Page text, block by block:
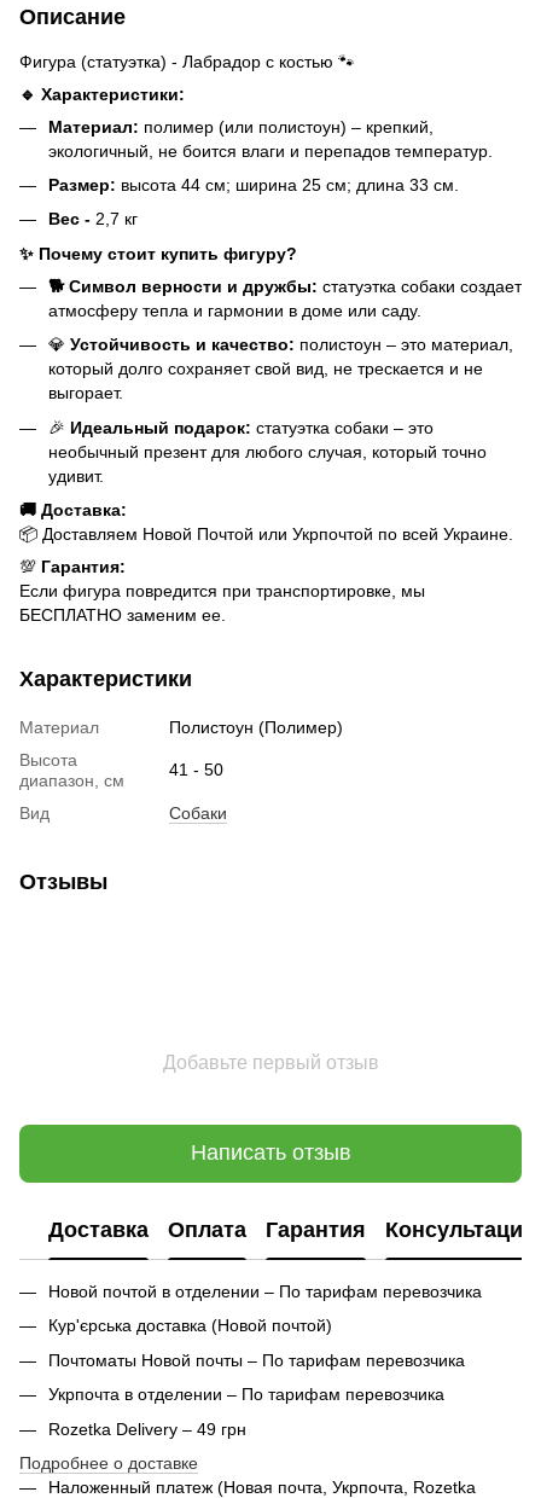
Описание
Фигура (статуэтка) - Лабрадор с костью 🐾
🔹 Характеристики:
Материал: полимер (или полистоун) – крепкий,
экологичный, не боится влаги и перепадов температур.
Размер: высота 44 см; ширина 25 см; длина 33 см.
Вес - 2,7 кг
✨ Почему стоит купить фигуру?
🐕 Символ верности и дружбы: статуэтка собаки создает
атмосферу тепла и гармонии в доме или саду.
💎 Устойчивость и качество: полистоун – это материал,
который долго сохраняет свой вид, не трескается и не
выгорает.
🎉 Идеальный подарок: статуэтка собаки – это
необычный презент для любого случая, который точно
удивит.
🚚 Доставка:
📦 Доставляем Новой Почтой или Укрпочтой по всей Украине.
💯 Гарантия:
Если фигура повредится при транспортировке, мы
БЕСПЛАТНО заменим ее.
Характеристики
Материал
Полистоун (Полимер)
Высота
диапазон, см
41 - 50
Вид Собаки
Отзывы
Добавьте первый отзыв
Написать отзыв
Доставка Оплата Гарантия Консультация
Новой почтой в отделении – По тарифам перевозчика
Кур'єрська доставка (Новой почтой)
Почтоматы Новой почты – По тарифам перевозчика
Укрпочта в отделении – По тарифам перевозчика
Rozetka Delivery – 49 грн
Подробнее о доставке
Наложенный платеж (Новая почта, Укрпочта, Rozetka